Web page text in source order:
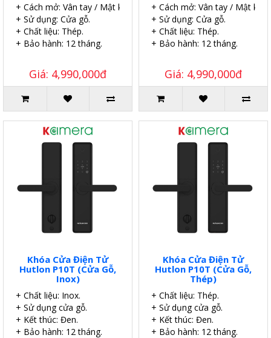
+ Cách mở: Vân tay / Mật khẩu / Thẻ.
+ Sử dụng: Cửa gỗ.
+ Chất liệu: Thép.
+ Bảo hành: 12 tháng.
Giá: 4,990,000đ
+ Cách mở: Vân tay / Mật
+ Sử dụng: Cửa gỗ.
+ Chất liệu: Thép.
+ Bảo hành: 12 tháng.
Giá: 4,990,000đ
Khóa Cửa Điện Tử
Hutlon P10T (Cửa Gỗ,
Inox)
+ Chất liệu: Inox.
+ Sử dụng cửa gỗ.
+ Kết thúc: Đen.
+ Bảo hành: 12 tháng.
Khóa Cửa Điện Tử
Hutlon P10T (Cửa Gỗ,
Thép)
+ Chất liệu: Thép.
+ Sử dụng cửa gỗ.
+ Kết thúc: Đen.
+ Bảo hành: 12 tháng.